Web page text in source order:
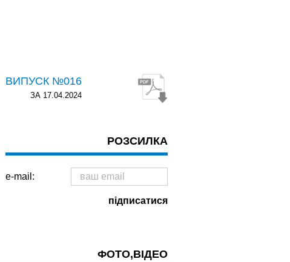
ВИПУСК №016
ЗА 17.04.2024
РОЗСИЛКА
e-mail:
ФОТО,ВІДЕО